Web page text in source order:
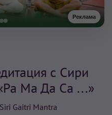
Реклама
с Сири
Ма Да Са ...»
Gaitri Mantra